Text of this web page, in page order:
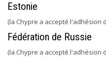
Estonie
(la Chypre a accepté l'adhésion
Fédération de Russie
(la Chypre a accepté l'adhésion